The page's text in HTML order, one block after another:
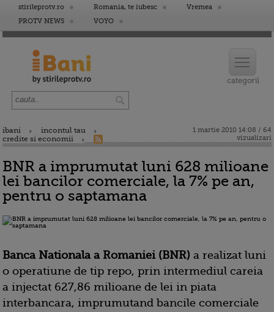
stirileprotv.ro Romania, te iubesc
Vremea
PROTV NEWS
VOYO
ibani
incontul tau
credite si economii
1 martie 2010 14:08 / 64
vizualizari
BNR a imprumutat luni 628 milioane
lei bancilor comerciale, la 7% pe an,
pentru o saptamana
Banca Nationala a Romaniei (BNR) a realizat luni
o operatiune de tip repo, prin intermediul careia
a injectat 627,86 milioane de lei in piata
interbancara, imprumutand bancile comerciale